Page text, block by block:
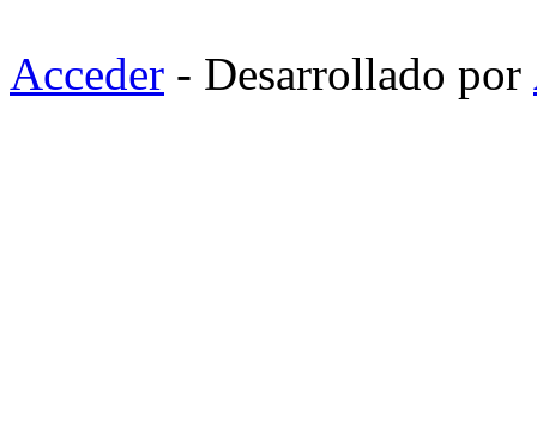
Acceder - Desarrollado por